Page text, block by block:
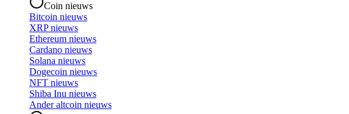
Coin nieuws
Bitcoin nieuws
XRP nieuws
Ethereum nieuws
Cardano nieuws
Solana nieuws
Dogecoin nieuws
NFT nieuws
Shiba Inu nieuws
Ander altcoin nieuws